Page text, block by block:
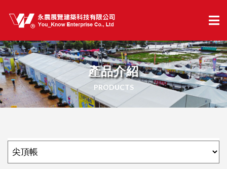
產品介紹
PRODUCTS